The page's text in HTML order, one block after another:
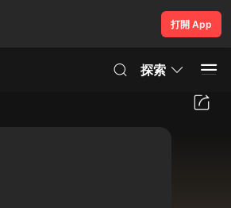
打開 App
探索